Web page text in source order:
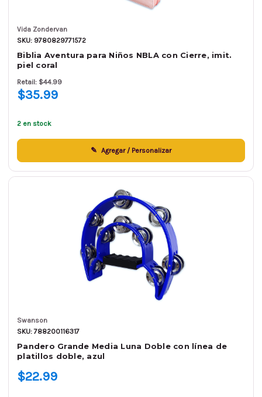
Vida Zondervan
SKU: 9780829771572
Biblia Aventura para Niños NBLA con Cierre, imit.
piel coral
Retail: $44.99
$35.99
2 en stock
Agregar / Personalizar
Swanson
SKU: 788200116317
Pandero Grande Media Luna Doble con línea de
platillos doble, azul
$22.99